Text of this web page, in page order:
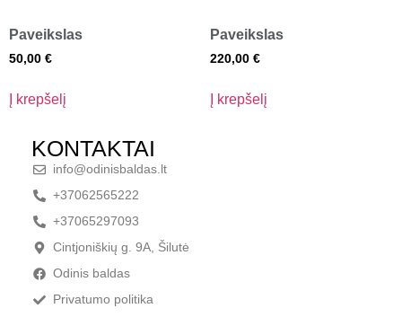
Paveikslas
50,00 €
Į krepšelį
Paveikslas
220,00 €
Į krepšelį
KONTAKTAI
info@odinisbaldas.lt
+37062565222
+37065297093
Cintjoniškių g. 9A, Šilutė
Odinis baldas
Privatumo politika